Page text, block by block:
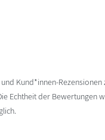
Kund*innen-Rezensionen
Echtheit der Bewertungen